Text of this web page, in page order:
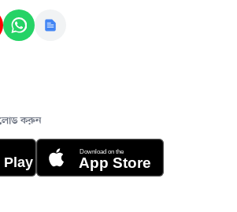
করুন
Play
Download on the
App Store